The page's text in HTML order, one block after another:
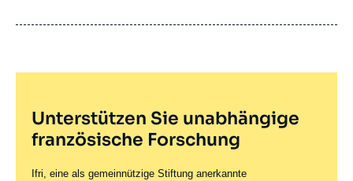
publication
Unterstützen Sie unabhängige
französische Forschung
Ifri, eine als gemeinnützige Stiftung anerkannte